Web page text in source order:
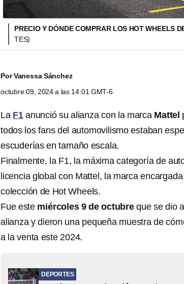
PRECIO Y DÓNDE COMPRAR LOS HOT WHEELS
TES)
PorVanessa Sánchez
octubre 09, 2024 a las 14:01 GMT-6
La F1anunció su alianza con la marca Mattel
todos los fans del automovilismo estaban
escuderías en tamaño escala.
Finalmente, la F1, la máxima categoría de
licencia global con Mattel, la marca
colección de Hot Wheels.
Fue este miércoles 9 de octubreque se dio
alianza y dieron una pequeña muestra de
a la venta este 2024.
DEPORTES